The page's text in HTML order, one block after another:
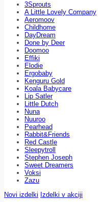
3Sprouts
A Little Lovely Company
Aeromoov
Childhome
DayDream
Done by Deer
Doomoo
Effiki
Elodie
Ergobaby
Kenguru Gold
Koala Babycare
Lip Satler
Little Dutch
Nuna
Nuuroo
Pearhead
Rabbit&Friends
Red Castle
Sleepytroll
Stephen Joseph
Sweet Dreamers
Voksi
Zazu
Novi izdelki Izdelki v akciji